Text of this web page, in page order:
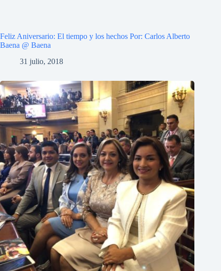
Feliz Aniversario: El tiempo y los hechos Por: Carlos Alberto
Baena @ Baena
31 julio, 2018